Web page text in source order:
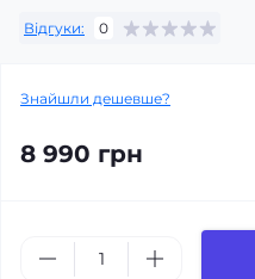
Відгуки: 0
Знайшли дешевше?
8 990 грн